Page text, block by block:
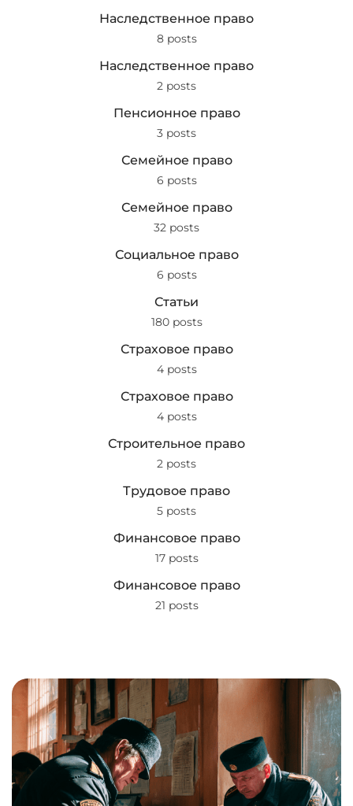
Наследственное право
8 posts
Наследственное право
2 posts
Пенсионное право
3 posts
Семейное право
6 posts
Семейное право
32 posts
Социальное право
6 posts
Статьи
180 posts
Страховое право
4 posts
Страховое право
4 posts
Строительное право
2 posts
Трудовое право
5 posts
Финансовое право
17 posts
Финансовое право
21 posts